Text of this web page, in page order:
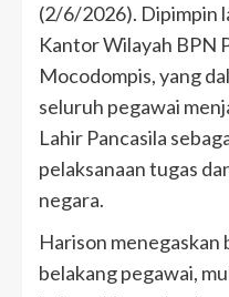
(2/6/2026). Dipimpin
Kantor Wilayah BPN
Mocodompis, yang
seluruh pegawai
Lahir Pancasila
pelaksanaan tugas
negara.
Harison menegaskan
belakang pegawai,